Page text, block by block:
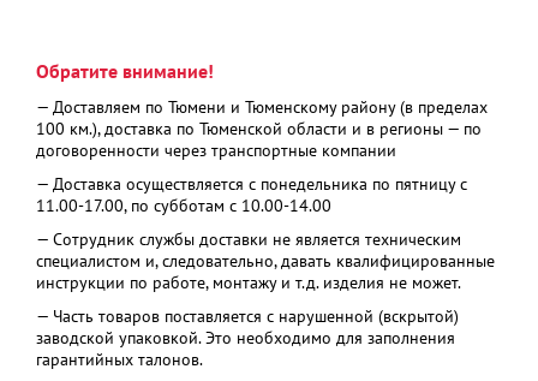
Обратите внимание!
— Доставляем по Тюмени и Тюменскому району (в пределах
100 км.), доставка по Тюменской области и в регионы — по
договоренности через транспортные компании
— Доставка осуществляется с понедельника по пятницу с
11.00-17.00, по субботам с 10.00-14.00
— Сотрудник службы доставки не является техническим
специалистом и, следовательно, давать квалифицированные
инструкции по работе, монтажу и т.д. изделия не может.
— Часть товаров поставляется с нарушенной (вскрытой)
заводской упаковкой. Это необходимо для заполнения
гарантийных талонов.